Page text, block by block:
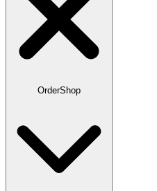
OrderShop